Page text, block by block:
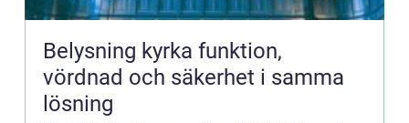
Belysning kyrka funktion,
vördnad och säkerhet i samma
lösning